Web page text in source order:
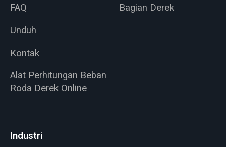
FAQ
Unduh
Kontak
Alat Perhitungan Beban
Roda Derek Online
Bagian Derek
Industri